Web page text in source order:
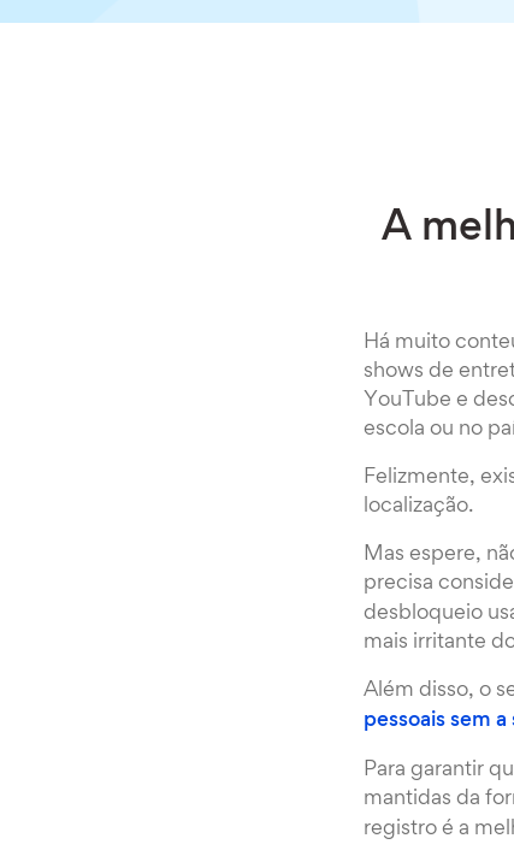
A
Há muito
shows de
YouTube e
escola ou no
Felizmente,
localização.
Mas espere,
precisa
desbloqueio
mais irritante
Além disso, o
pessoais sem
Para garantir
mantidas da
registro é a